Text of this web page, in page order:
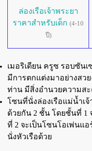
ล่องเรือเจ้าพระยา
ราคาสำหรับเด็ก (4-10
ปี)
เมอริเดียน ครูซ รอบซันเ
มีการตกแต่งมาอย่างสว
ท่าน มีสิ่งอำนวยความส
โซนที่นั่งล่องเรือแม่น้ำเ
ด้วยกัน 2 ชั้น โดยชั้นที่ 1
ที่ 2 จะเป็นโซนโอเพ่นแ
นั่งหัวเรือด้วย